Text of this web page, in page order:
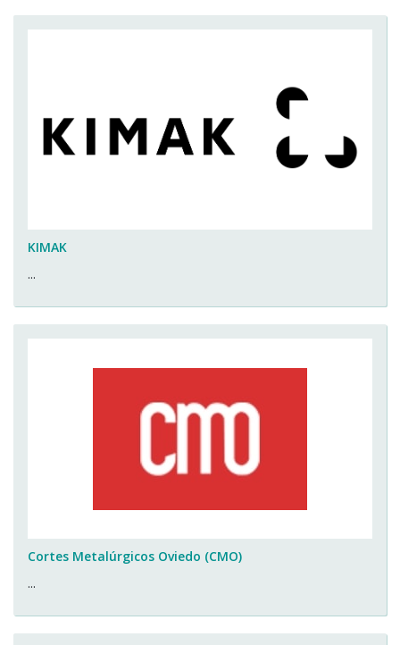
KIMAK
...
Cortes Metalúrgicos Oviedo (CMO)
...